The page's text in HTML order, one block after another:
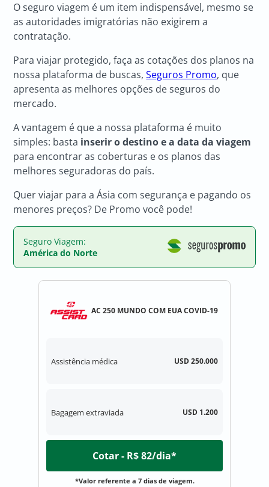
O seguro viagem é um item indispensável, mesmo se
as autoridades imigratórias não exigirem a
contratação.
Para viajar protegido, faça as cotações dos planos na
nossa plataforma de buscas,Seguros Promo, que
apresenta as melhores opções de seguros do
mercado.
A vantagem é que a nossa plataforma é muito
simples: basta inserir o destino e a data da viagem
para encontrar as coberturas e os planos das
melhores seguradoras do país.
Quer viajar para a Ásia com segurança e pagando os
menores preços? De Promo você pode!
Seguro Viagem:
América do Norte
AC 250 MUNDO COM EUA COVID-19
Assistência médica USD 250.000
Bagagem extraviada USD 1.200
Cotar - R$ 82/dia*
*Valor referente a 7 dias de viagem.